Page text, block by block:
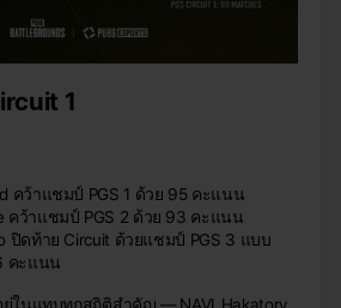
1
คว้าแชมป์ PGS 1 ด้วย 95 คะแนน
คว้าแชมป์ PGS 2 ด้วย 93 คะแนน
ปิดท้าย Circuit ด้วยแชมป์ PGS 3 แบบ
คะแนน
ในแทบทุกสถิติสำคัญ — NAVI_Hakatory